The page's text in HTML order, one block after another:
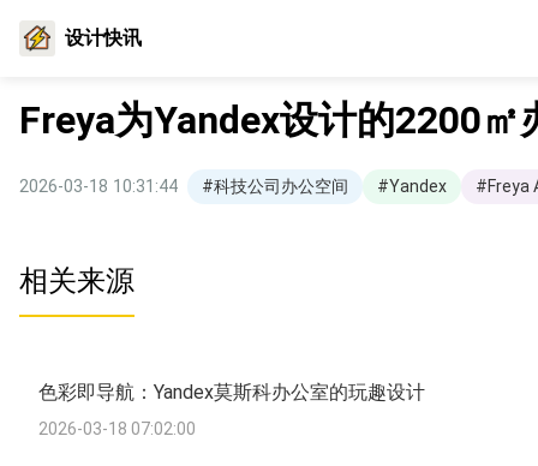
设计快讯
Freya为Yandex设计的2200
2026-03-18 10:31:44 #科技公司办公空间 #Yandex #Freya
相关来源
色彩即导航：Yandex莫斯科办公室的玩趣设计
2026-03-18 07:02:00